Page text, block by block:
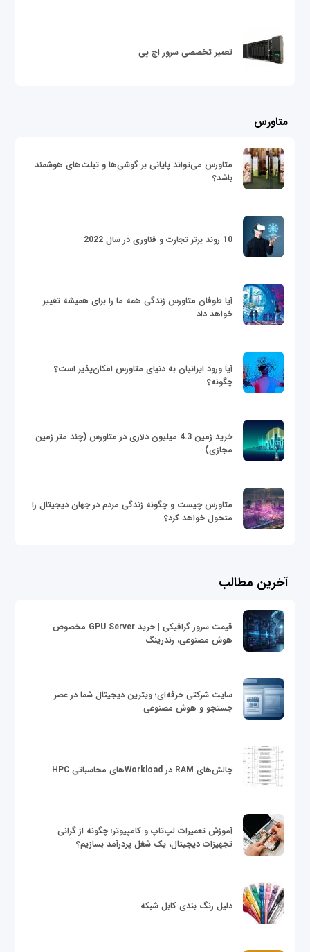
تعمیر تخصصی سرور اچ پی
متاورس
متاورس می‌تواند پایانی بر گوشی‌ها و تبلت‌های هوشمند
باشد؟
10 روند برتر تجارت و فناوری در سال 2022
آیا طوفان متاورس زندگی همه ما را برای همیشه تغییر
خواهد داد
آیا ورود ایرانیان به دنیای متاورس امکان‌پذیر است؟
چگونه؟
خرید زمین 4.3 میلیون دلاری در متاورس (چند متر زمین
مجازی)
متاورس چیست و چگونه زندگی مردم در جهان دیجیتال را
متحول خواهد کرد؟
آخرین مطالب
قیمت سرور گرافیکی | خرید GPU Server مخصوص
هوش مصنوعی، رندرینگ
سایت شرکتی حرفه‌ای؛ ویترین دیجیتال شما در عصر
جستجو و هوش مصنوعی
چالش‌های RAM در Workloadهای محاسباتی HPC
آموزش تعمیرات لپ‌تاپ و کامپیوتر؛ چگونه از گرانی
تجهیزات دیجیتال، یک شغل پردرآمد بسازیم؟
دلیل رنگ بندی کابل شبکه